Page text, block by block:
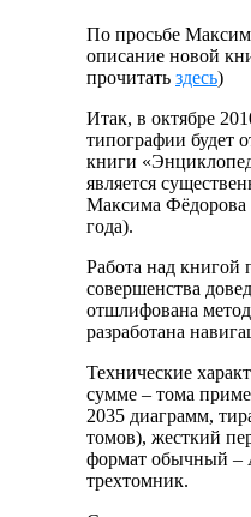
По просьбе
описание новой
прочитать здесь)
Итак, в октябре
типографии будет
книги
является
Максима
года).
Работа над книгой
совершенства
отшлифована
разработана
Технические
сумме – тома
2035 диаграмм,
томов), жесткий
формат обычный –
трехтомник.